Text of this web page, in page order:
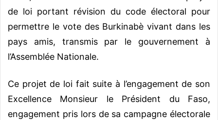
de loi portant révision du code électoral pour
permettre le vote des Burkinabè vivant dans les
pays amis, transmis par le gouvernement à
l’Assemblée Nationale.
Ce projet de loi fait suite à l’engagement de son
Excellence Monsieur le Président du Faso,
engagement pris lors de sa campagne électorale